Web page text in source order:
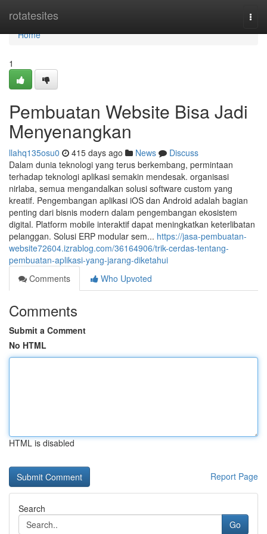
rotatesites
Home
Home
1
Pembuatan Website Bisa Jadi
Menyenangkan
llahq135osu0 415 days ago News
Discuss
Dalam dunia teknologi yang terus berkembang, permintaan
terhadap teknologi aplikasi semakin mendesak. organisasi
nirlaba, semua mengandalkan solusi software custom yang
kreatif. Pengembangan aplikasi iOS dan Android adalah bagian
penting dari bisnis modern dalam pengembangan ekosistem
digital. Platform mobile interaktif dapat meningkatkan keterlibatan
pelanggan. Solusi ERP modular sem... https://jasa-pembuatan-
website72604.izrablog.com/36164906/trik-cerdas-tentang-
pembuatan-aplikasi-yang-jarang-diketahui
Comments
Who Upvoted
Comments
Submit a Comment
No HTML
HTML is disabled
Report Page
Search
Go